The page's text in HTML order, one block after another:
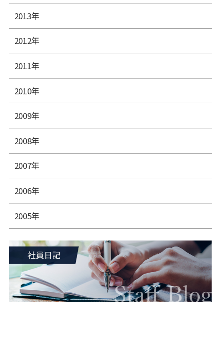
2013年
2012年
2011年
2010年
2009年
2008年
2007年
2006年
2005年